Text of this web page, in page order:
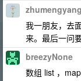
zhumengyang
我一朋友，去
来。最后一问
breezyNone
数组 list ，